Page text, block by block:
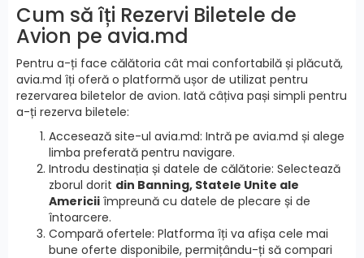
Cum să îți Rezervi Biletele de
Avion pe avia.md
Pentru a-ți face călătoria cât mai confortabilă și plăcută,
avia.md îți oferă o platformă ușor de utilizat pentru
rezervarea biletelor de avion. Iată câțiva pași simpli pentru
a-ți rezerva biletele:
Accesează site-ul avia.md: Intră pe avia.md și alege
limba preferată pentru navigare.
Introdu destinația și datele de călătorie: Selectează
zborul dorit din Banning, Statele Unite ale
Americii împreună cu datele de plecare și de
întoarcere.
Compară ofertele: Platforma îți va afișa cele mai
bune oferte disponibile, permițându-ți să compari